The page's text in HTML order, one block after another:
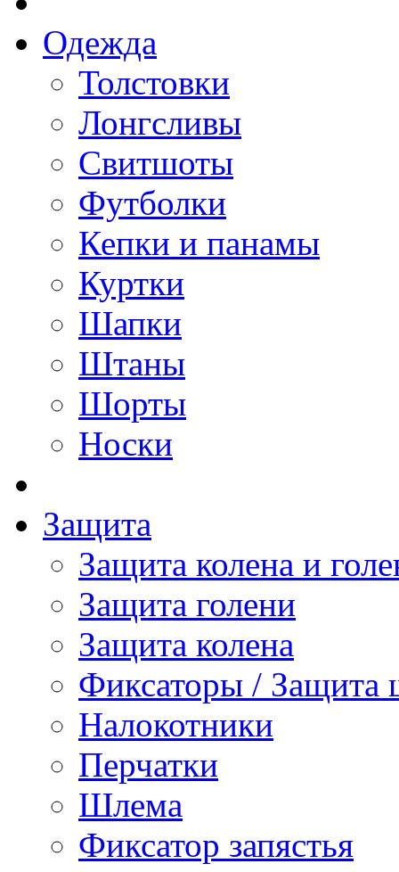
Одежда
Толстовки
Лонгсливы
Свитшоты
Футболки
Кепки и панамы
Куртки
Шапки
Штаны
Шорты
Носки
Защита
Защита колена и
Защита голени
Защита колена
Фиксаторы / Защита
Налокотники
Перчатки
Шлема
Фиксатор запястья